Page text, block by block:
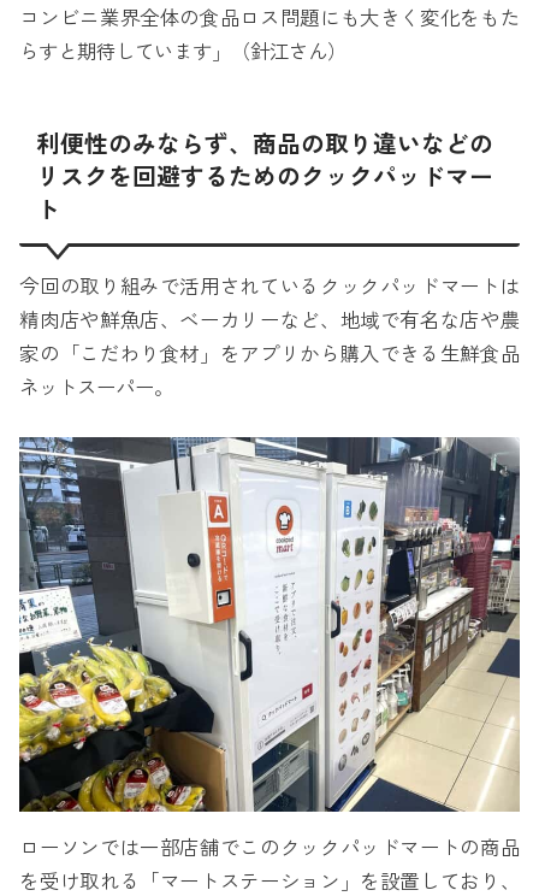
コンビニ業界全体の食品ロス問題にも大きく変化をもた
らすと期待しています」（針江さん）
利便性のみならず、商品の取り違いなどの
リスクを回避するためのクックパッドマー
ト
今回の取り組みで活用されているクックパッドマートは
精肉店や鮮魚店、ベーカリーなど、地域で有名な店や農
家の「こだわり食材」をアプリから購入できる生鮮食品
ネットスーパー。
ローソンでは一部店舗でこのクックパッドマートの商品
を受け取れる「マートステーション」を設置しており、